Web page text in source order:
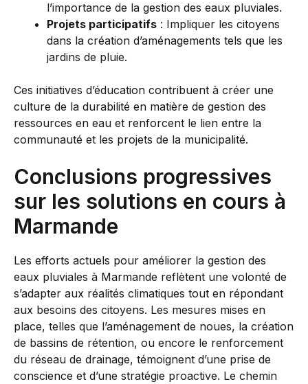
l’importance de la gestion des eaux pluviales.
Projets participatifs : Impliquer les citoyens
dans la création d’aménagements tels que les
jardins de pluie.
Ces initiatives d’éducation contribuent à créer une
culture de la durabilité en matière de gestion des
ressources en eau et renforcent le lien entre la
communauté et les projets de la municipalité.
Conclusions progressives
sur les solutions en cours à
Marmande
Les efforts actuels pour améliorer la gestion des
eaux pluviales à Marmande reflètent une volonté de
s’adapter aux réalités climatiques tout en répondant
aux besoins des citoyens. Les mesures mises en
place, telles que l’aménagement de noues, la création
de bassins de rétention, ou encore le renforcement
du réseau de drainage, témoignent d’une prise de
conscience et d’une stratégie proactive. Le chemin